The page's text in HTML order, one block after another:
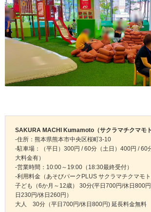
SAKURA MACHI Kumamoto（サクラマチクマモト
-住所：熊本県熊本市中央区桜町3-10
-駐車場：（平日）300円 / 60分（土日）400円 /
大料金有）
-営業時間：10:00～19:00（18:30最終受付）
-利用料金（あそびパークPLUS サクラマチクマモト
子ども（6か月～12歳） 30分(平日700円/休日800
日230円/休日260円）
大人 30分（平日700円/休日800円) 延長料金無料